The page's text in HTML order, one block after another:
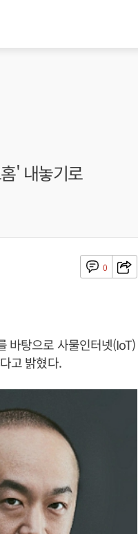
' 내놓기로
0
바탕으로 사물인터넷(IoT)
고 밝혔다.